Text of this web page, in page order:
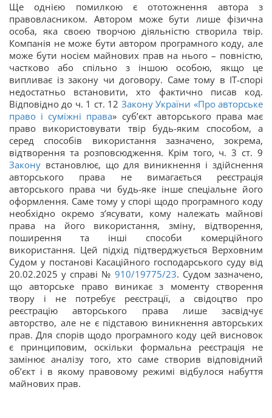
Ще однією помилкою є ототожнення автора з
правовласником. Автором може бути лише фізична
особа, яка своєю творчою діяльністю створила твір.
Компанія не може бути автором програмного коду, але
може бути носієм майнових прав на нього – повністю,
частково або спільно з іншою особою, якщо це
випливає із закону чи договору. Саме тому в ІТ-спорі
недостатньо встановити, хто фактично писав код.
Відповідно до ч. 1 ст. 12 Закону України «Про авторське
право і суміжні права» суб’єкт авторського права має
право використовувати твір будь-яким способом, а
серед способів використання зазначено, зокрема,
відтворення та розповсюдження. Крім того, ч. 3 ст. 9
Закону встановлює, що для виникнення і здійснення
авторського права не вимагається реєстрація
авторського права чи будь-яке інше спеціальне його
оформлення. Саме тому у спорі щодо програмного коду
необхідно окремо з’ясувати, кому належать майнові
права на його використання, зміну, відтворення,
поширення та інші способи комерційного
використання. Цей підхід підтверджується Верховним
Судом у постанові Касаційного господарського суду від
20.02.2025 у справі №910/19775/23. Судом зазначено,
що авторське право виникає з моменту створення
твору і не потребує реєстрації, а свідоцтво про
реєстрацію авторського права лише засвідчує
авторство, але не є підставою виникнення авторських
прав. Для спорів щодо програмного коду цей висновок
є принциповим, оскільки формальна реєстрація не
замінює аналізу того, хто саме створив відповідний
об’єкт і в якому правовому режимі відбулося набуття
майнових прав.